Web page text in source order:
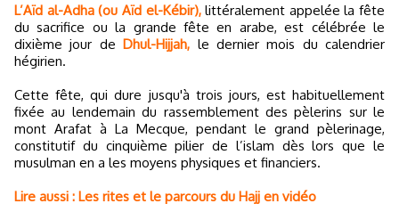
L’Aïd al-Adha (ou Aïd el-Kébir),littéralement appelée la fête
du sacrifice ou la grande fête en arabe, est célébrée le
dixième jour deDhul-Hijjah, le dernier mois du calendrier
hégirien.
Cette fête, qui dure jusqu'à trois jours, est habituellement
fixée au lendemain du rassemblement des pèlerins sur le
mont Arafat à La Mecque, pendant le grand pèlerinage,
constitutif du cinquième pilier de l’islam dès lors que le
musulman en a les moyens physiques et financiers.
Lire aussi : Les rites et le parcours du Hajj en vidéo